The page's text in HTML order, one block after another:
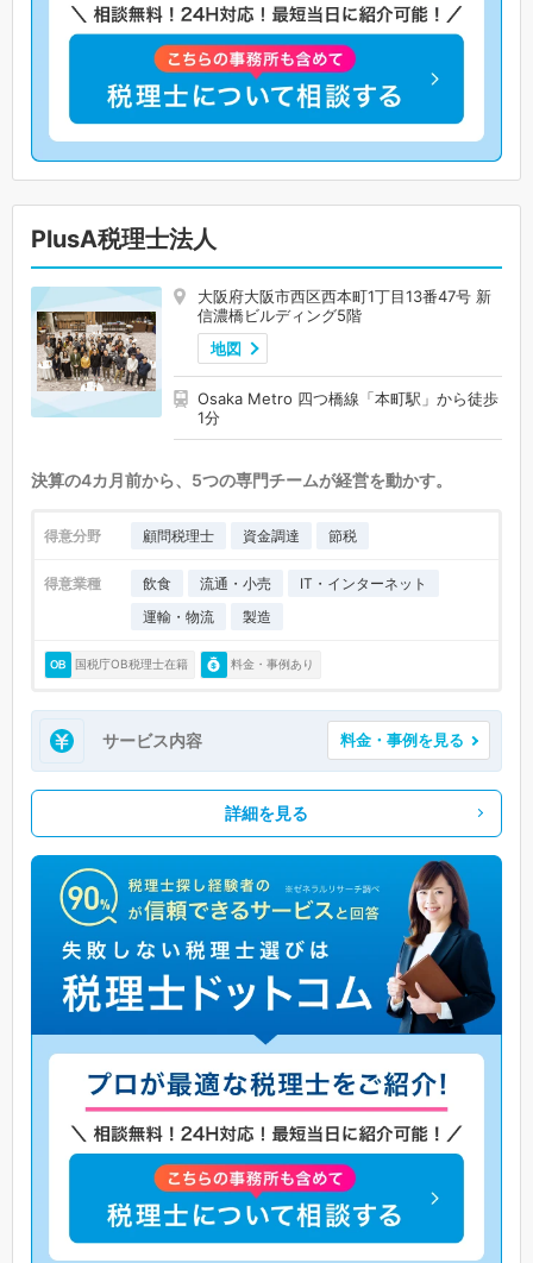
PlusA税理士法人
大阪府大阪市西区西本町1丁目13番47号 新
信濃橋ビルディング5階
地図
Osaka Metro 四つ橋線「本町駅」から徒歩
1分
決算の4カ月前から、5つの専門チームが経営を動かす。
得意分野 顧問税理士 資金調達 節税
得意業種 飲食 流通・小売
IT・インターネット
運輸・物流
製造
国税庁OB税理士在籍 料金・事例あり
サービス内容 料金・事例を見る
詳細を見る